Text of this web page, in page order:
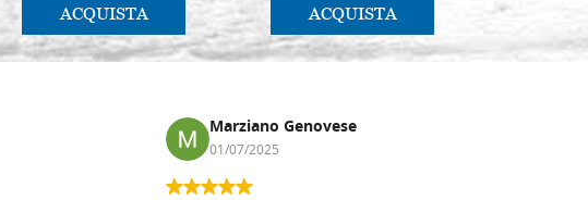
ACQUISTA ACQUISTA
Marziano Genovese
01/07/2025